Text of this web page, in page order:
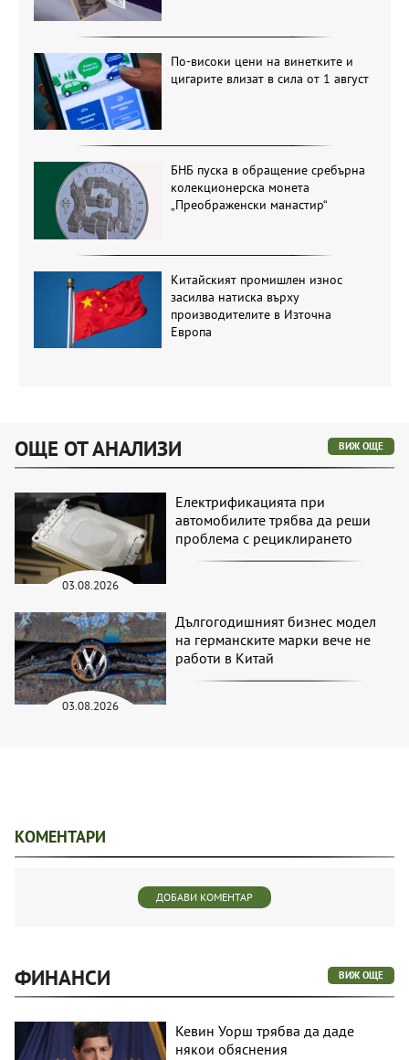
По-високи цени на винетките и
цигарите влизат в сила от 1 август
БНБ пуска в обращение сребърна
колекционерска монета
„Преображенски манастир“
Китайският промишлен износ
засилва натиска върху
производителите в Източна
Европа
ОЩЕ ОТ АНАЛИЗИ ВИЖ ОЩЕ
03.08.2026
Електрификацията при
автомобилите трябва да реши
проблема с рециклирането
03.08.2026
Дългогодишният бизнес модел
на германските марки вече не
работи в Китай
КОМЕНТАРИ
ДОБАВИ КОМЕНТАР
ФИНАНСИ ВИЖ ОЩЕ
Кевин Уорш трябва да даде
някои обяснения